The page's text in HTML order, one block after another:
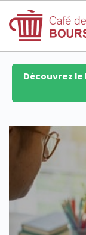
Découvrez le